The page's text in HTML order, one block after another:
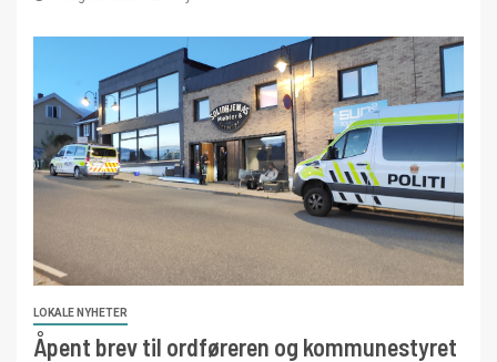
LOKALE NYHETER
Åpent brev til ordføreren og kommunestyret